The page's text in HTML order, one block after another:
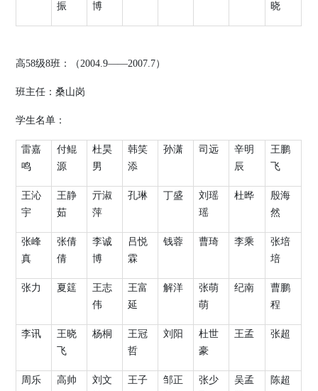
振
博
晓
高58级8班：（2004.9——2007.7）
班主任：桑山岗
学生名单：
雷嘉
鸣
付鲲
源
杜昊
男
韩笑
添
孙潇 司远
辛明
辰
王鹏
飞
王沁
宇
王静
茹
亓淑
萍
孔琳 丁盛
刘瑶
瑶
杜晔
殷海
然
张峰
真
张倩
倩
李诚
博
吕悦
霖
钱蓉 曹琦 李乘
张培
培
张力 夏筳
王志
伟
王富
延
解洋
张萌
萌
纪南
曹鹏
程
李讯
王晓
飞
杨桐
王冠
哲
刘阳
杜世
豪
王孟 张超
周乐 高帅
刘文
王子
邹正
张少
吴孟
陈超